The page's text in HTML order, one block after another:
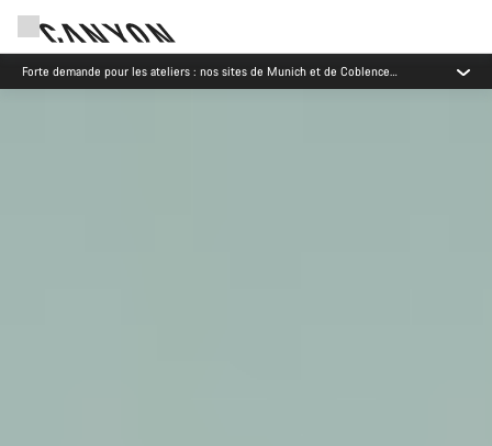
Vous pouvez désormais payer votre vélo Canyon en plusieurs mensualités avec
Oney.